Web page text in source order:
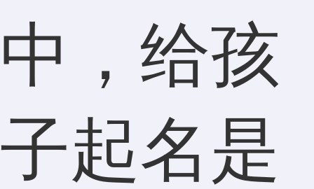
中，给孩
子起名是